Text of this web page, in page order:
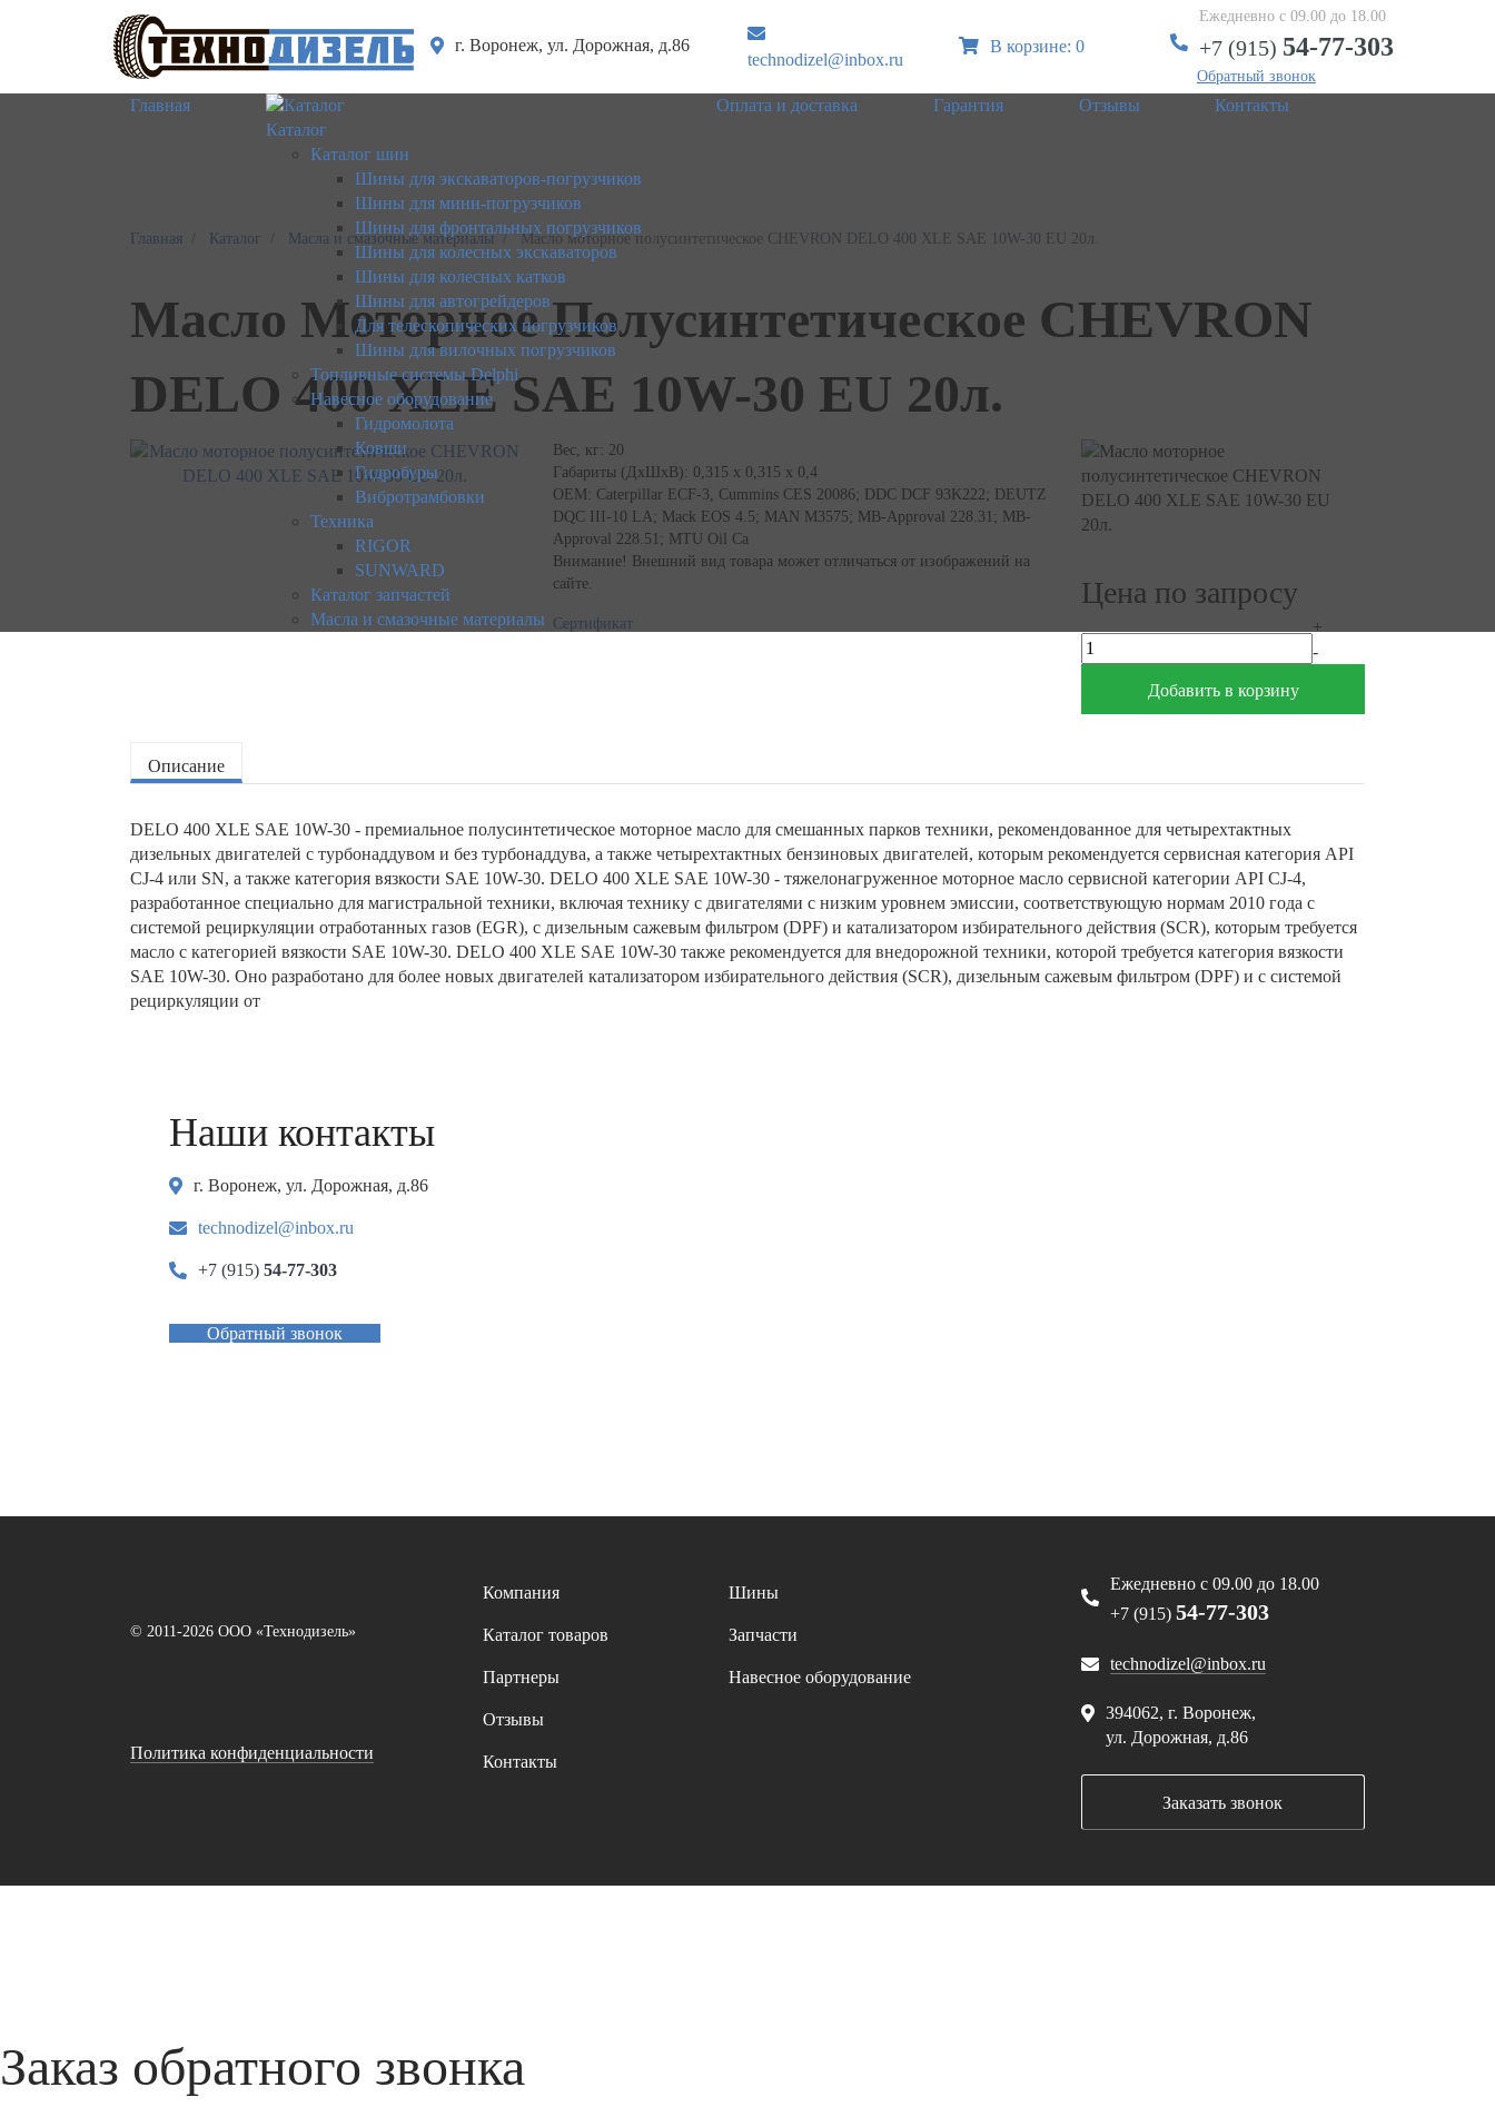
г. Воронеж, ул. Дорожная, д.86
technodizel@inbox.ru
В корзине: 0
Ежедневно с 09.00 до 18.00
+7 (915) 54-77-303
Обратный звонок
Главная
Каталог
Каталог шин
Шины для экскаваторов-погрузчиков
Шины для мини-погрузчиков
Шины для фронтальных погрузчиков
Шины для колесных экскаваторов
Шины для колесных катков
Шины для автогрейдеров
Для телескопических погрузчиков
Шины для вилочных погрузчиков
Топливные системы Delphi
Навесное оборудование
Гидромолота
Ковши
Гидробуры
Вибротрамбовки
Техника
RIGOR
SUNWARD
Каталог запчастей
Масла и смазочные материалы
Оплата и доставка Гарантия Отзывы Контакты
Главная Каталог Масла и смазочные материалы Масло моторное полусинтетическое CHEVRON DELO 400 XLE SAE 10W-30 EU 20л.
Масло Моторное Полусинтетическое CHEVRON
DELO 400 XLE SAE 10W-30 EU 20л.
Вес, кг: 20
Габариты (ДхШхВ): 0,315 x 0,315 x 0,4
ОЕМ: Caterpillar ECF-3, Cummins CES 20086; DDC DCF 93K222; DEUTZ
DQC III-10 LA; Mack EOS 4.5; MAN M3575; MB-Approval 228.31; MB-
Approval 228.51; MTU Oil Ca
Внимание! Внешний вид товара может отличаться от изображений на
сайте.
Сертификат
Цена по запросу
+
-
Добавить в корзину
Описание
DELO 400 XLE SAE 10W-30 - премиальное полусинтетическое моторное масло для смешанных парков техники, рекомендованное для четырехтактных
дизельных двигателей с турбонаддувом и без турбонаддува, а также четырехтактных бензиновых двигателей, которым рекомендуется сервисная категория API
CJ-4 или SN, а также категория вязкости SAE 10W-30. DELO 400 XLE SAE 10W-30 - тяжелонагруженное моторное масло сервисной категории API CJ-4,
разработанное специально для магистральной техники, включая технику с двигателями с низким уровнем эмиссии, соответствующую нормам 2010 года с
системой рециркуляции отработанных газов (EGR), с дизельным сажевым фильтром (DPF) и катализатором избирательного действия (SCR), которым требуется
масло с категорией вязкости SAE 10W-30. DELO 400 XLE SAE 10W-30 также рекомендуется для внедорожной техники, которой требуется категория вязкости
SAE 10W-30. Оно разработано для более новых двигателей катализатором избирательного действия (SCR), дизельным сажевым фильтром (DPF) и с системой
рециркуляции от
Наши контакты
г. Воронеж, ул. Дорожная, д.86
technodizel@inbox.ru
+7 (915) 54-77-303
Обратный звонок
© 2011-2026 ООО «Технодизель»
Политика конфиденциальности
Компания
Каталог товаров
Партнеры
Отзывы
Контакты
Шины
Запчасти
Навесное оборудование
Ежедневно с 09.00 до 18.00
+7 (915) 54-77-303
technodizel@inbox.ru
394062, г. Воронеж,
ул. Дорожная, д.86
Заказать звонок
Заказ обратного звонка